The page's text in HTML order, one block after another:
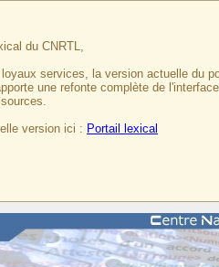
du CNRTL,
services, la version actuelle du
une refonte complète de
version ici : Portail lexical